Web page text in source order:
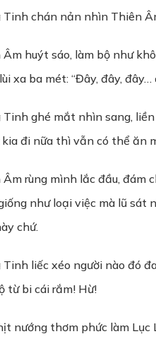
Tinh chán nản nhìn Thiên
Âm huýt sáo, làm bộ như
xa ba mét: “Đây, đây,
Tinh ghé mắt nhìn sang,
đi nữa thì vẫn có thể ăn
Âm rùng mình lắc đầu, đám
như loại việc mà lũ sát
chứ.
Tinh liếc xéo người nào đó
từ bi cái rắm! Hừ!
nướng thơm phức làm Lục